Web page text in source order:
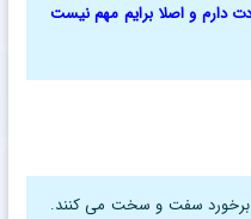
دارم و اصلا برایم مهم نیست
برخورد سفت و سخت می‌ کنند.